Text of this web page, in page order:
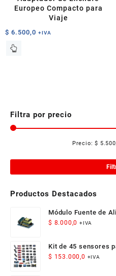
Europeo Compacto para
Viaje
$ 6.500,0 +IVA
Filtra por precio
Precio:$
Productos Destacados
Módulo Fuente de
300mA 3.5W
$ 8.000,0 +IVA
Kit de 45 sensores
$ 153.000,0 +IVA